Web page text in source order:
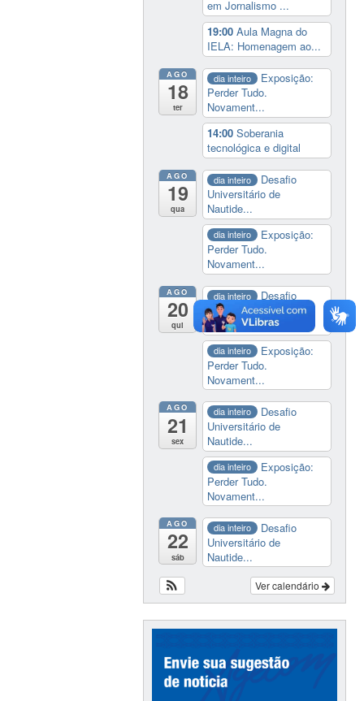
em Jornalismo ...
19:00Aula Magna do
IELA: Homenagem ao...
AGO
18
ter
dia inteiro
Exposição:
Perder Tudo.
Novament...
14:00Soberania
tecnológica e digital
AGO
19
qua
dia inteiro
Desafio
Universitário de
Nautide...
dia inteiro
Exposição:
Perder Tudo.
Novament...
AGO
20
qui
dia inteiro
Desafio
Universitário de
Nautide...
dia inteiro
Exposição:
Perder Tudo.
Novament...
AGO
21
sex
dia inteiro
Desafio
Universitário de
Nautide...
dia inteiro
Exposição:
Perder Tudo.
Novament...
AGO
22
sáb
dia inteiro
Desafio
Universitário de
Nautide...
Ver calendário